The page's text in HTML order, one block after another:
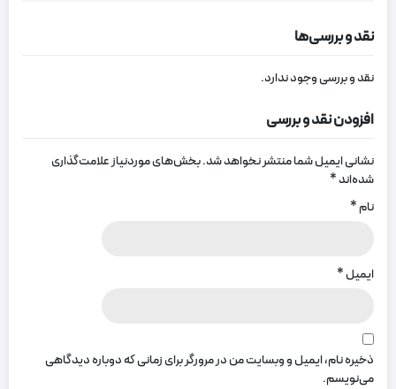
نقد و بررسی‌ها
نقد و بررسی وجود ندارد.
افزودن نقد و بررسی
نشانی ایمیل شما منتشر نخواهد شد.بخش‌های موردنیاز علامت‌گذاری
شده‌اند*
نام*
ایمیل*
ذخیره نام، ایمیل و وبسایت من در مرورگر برای زمانی که دوباره دیدگاهی
می‌نویسم.